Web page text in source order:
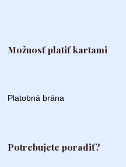
Možnosť platiť kartami
Platobná brána
Potrebujete poradiť?